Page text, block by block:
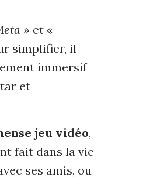
» et «
simplifier, il
immersif
et
jeu vidéo,
fait dans la vie
ses amis, ou